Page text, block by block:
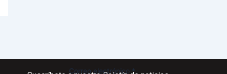
electrónico
Correo electrónico *